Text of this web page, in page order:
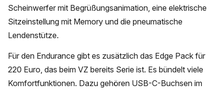
Scheinwerfer mit Begrüßungsanimation, eine elektrische
Sitzeinstellung mit Memory und die pneumatische
Lendenstütze.
Für den Endurance gibt es zusätzlich das Edge Pack für
220 Euro, das beim VZ bereits Serie ist. Es bündelt viele
Komfortfunktionen. Dazu gehören USB-C-Buchsen im